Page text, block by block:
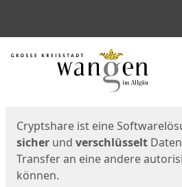
Start
Cryptshare ist eine
sicher und verschlüsselt
Transfer an eine andere
können.